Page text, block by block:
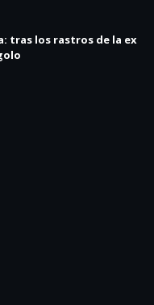
tras los rastros de la ex